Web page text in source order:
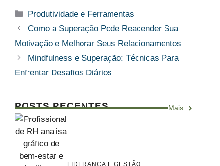
Categorias
Produtividade e Ferramentas
Como a Superação Pode Reacender Sua
Motivação e Melhorar Seus Relacionamentos
Mindfulness e Superação: Técnicas Para
Enfrentar Desafios Diários
POSTS RECENTES Mais
LIDERANÇA E GESTÃO